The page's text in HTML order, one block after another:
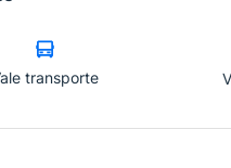
transporte